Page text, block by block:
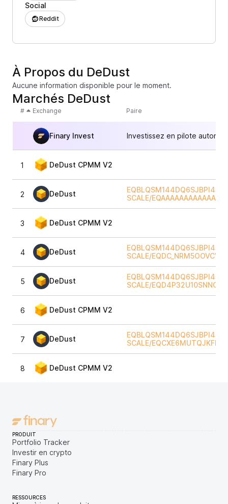
Social
Reddit
À Propos du DeDust
Aucune information disponible pour le moment.
Marchés DeDust
# Exchange Paire
Finary Invest Investissez en pilote
1 DeDust CPMM V2
2 DeDust
SCALE/
3 DeDust CPMM V2
4 DeDust
SCALE/
5 DeDust
SCALE/
6 DeDust CPMM V2
7 DeDust
SCALE/
8 DeDust CPMM V2
PRODUIT
Portfolio Tracker
Investir en crypto
Finary Plus
Finary Pro
RESSOURCES